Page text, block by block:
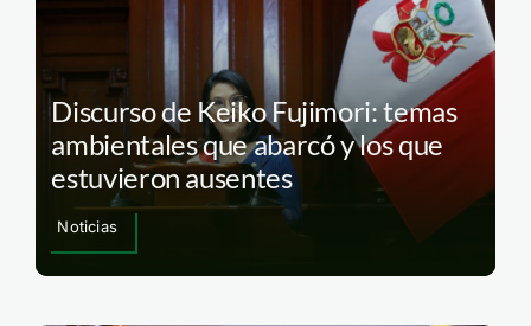
Discurso de Keiko Fujimori: temas
ambientales que abarcó y los que
estuvieron ausentes
Noticias